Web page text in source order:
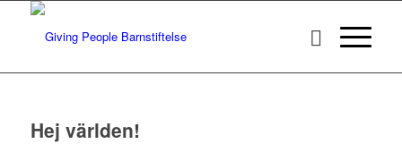
Hej världen!